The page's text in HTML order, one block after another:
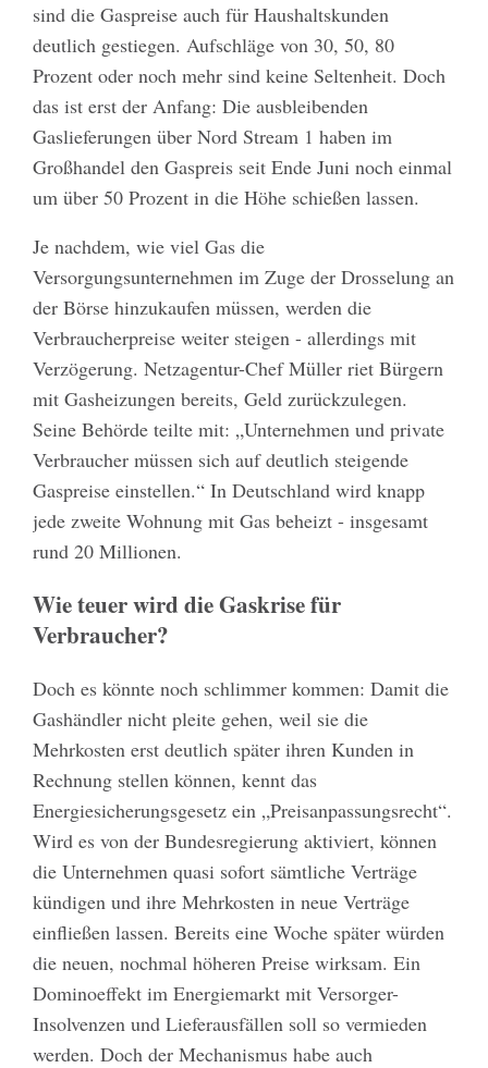
sind die Gaspreise auch für Haushaltskunden
deutlich gestiegen. Aufschläge von 30, 50, 80
Prozent oder noch mehr sind keine Seltenheit. Doch
das ist erst der Anfang: Die ausbleibenden
Gaslieferungen über Nord Stream 1 haben im
Großhandel den Gaspreis seit Ende Juni noch einmal
um über 50 Prozent in die Höhe schießen lassen.
Je nachdem, wie viel Gas die
Versorgungsunternehmen im Zuge der Drosselung an
der Börse hinzukaufen müssen, werden die
Verbraucherpreise weiter steigen - allerdings mit
Verzögerung. Netzagentur-Chef Müller riet Bürgern
mit Gasheizungen bereits, Geld zurückzulegen.
Seine Behörde teilte mit: „Unternehmen und private
Verbraucher müssen sich auf deutlich steigende
Gaspreise einstellen.“ In Deutschland wird knapp
jede zweite Wohnung mit Gas beheizt - insgesamt
rund 20 Millionen.
Wie teuer wird die Gaskrise für
Verbraucher?
Doch es könnte noch schlimmer kommen: Damit die
Gashändler nicht pleite gehen, weil sie die
Mehrkosten erst deutlich später ihren Kunden in
Rechnung stellen können, kennt das
Energiesicherungsgesetz ein „Preisanpassungsrecht“.
Wird es von der Bundesregierung aktiviert, können
die Unternehmen quasi sofort sämtliche Verträge
kündigen und ihre Mehrkosten in neue Verträge
einfließen lassen. Bereits eine Woche später würden
die neuen, nochmal höheren Preise wirksam. Ein
Dominoeffekt im Energiemarkt mit Versorger-
Insolvenzen und Lieferausfällen soll so vermieden
werden. Doch der Mechanismus habe auch